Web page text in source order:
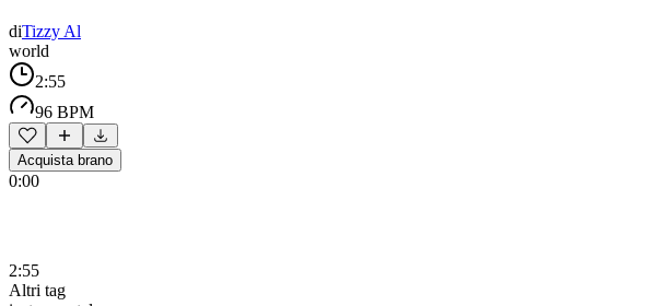
diTizzy Al
world
2:55
96 BPM
Acquista brano
0:00
2:55
Altri tag